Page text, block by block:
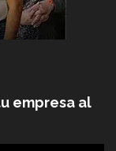
empresa al